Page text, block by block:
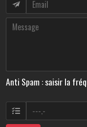
Anti Spam : saisir la